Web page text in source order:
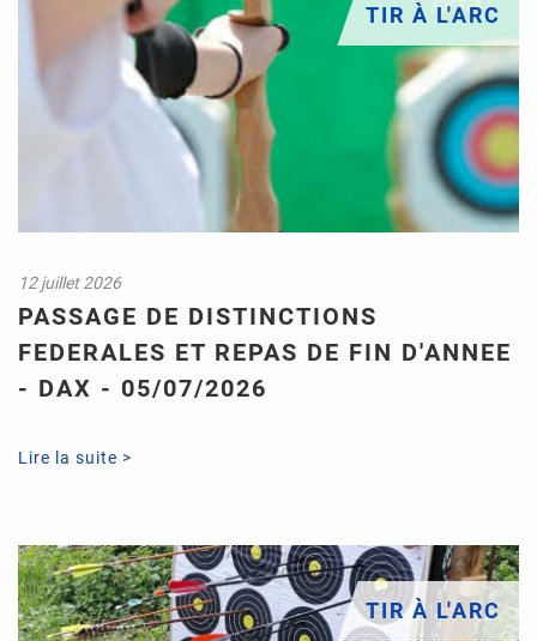
TENNIS DE TABLE
FOOT US
BATTERIE FANFARE
AMICALE DES ANCIENS
ART ET LOISIRS
TIR À L'ARC
12 juillet 2026
PASSAGE DE DISTINCTIONS
FEDERALES ET REPAS DE FIN D'ANNEE
- DAX - 05/07/2026
Lire la suite >
TIR À L'ARC